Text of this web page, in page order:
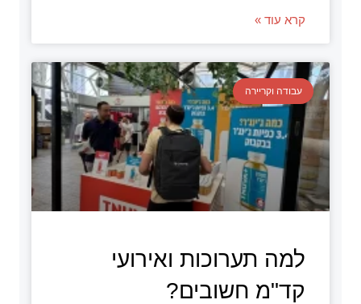
קרא עוד »
עבודה וקריירה
למה תערוכות ואירועי
קד"מ חשובים?